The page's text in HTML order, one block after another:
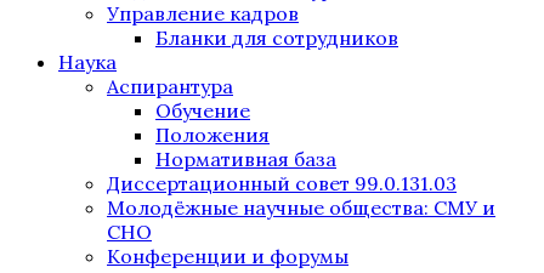
Управление кадров
Бланки для сотрудников
Наука
Аспирантура
Обучение
Положения
Нормативная база
Диссертационный совет 99.0.131.03
Молодёжные научные общества: СМУ и
СНО
Конференции и форумы